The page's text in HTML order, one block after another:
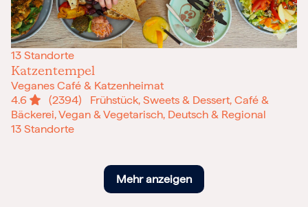
13 Standorte
Katzentempel
Veganes Café & Katzenheimat
4.6
(2394) Frühstück, Sweets & Dessert, Café &
Bäckerei, Vegan & Vegetarisch, Deutsch & Regional
13 Standorte
Mehr anzeigen